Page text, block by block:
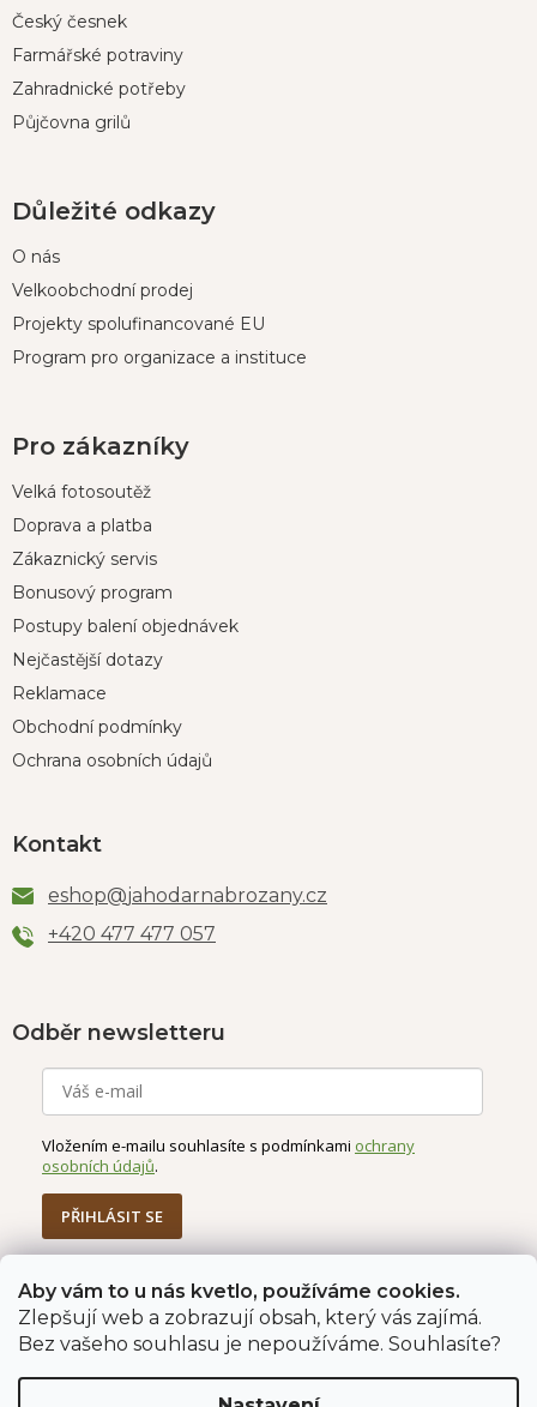
Aby vám to u nás kvetlo, používáme cookies.
Zlepšují web a zobrazují obsah, který vás zajímá.
Bez vašeho souhlasu je nepoužíváme. Souhlasíte?
Český česnek
Farmářské potraviny
Zahradnické potřeby
Půjčovna grilů
Důležité odkazy
O nás
Velkoobchodní prodej
Projekty spolufinancované EU
Program pro organizace a instituce
Pro zákazníky
Velká fotosoutěž
Doprava a platba
Zákaznický servis
Bonusový program
Postupy balení objednávek
Nejčastější dotazy
Reklamace
Obchodní podmínky
Ochrana osobních údajů
Kontakt
eshop@jahodarnabrozany.cz
+420 477 477 057
Odběr newsletteru
Vložením e-mailu souhlasíte s podmínkami ochrany
osobních údajů.
PŘIHLÁSIT SE
Jahodárna Brozany Obchodní podmínky
Podmínky ochrany údajů